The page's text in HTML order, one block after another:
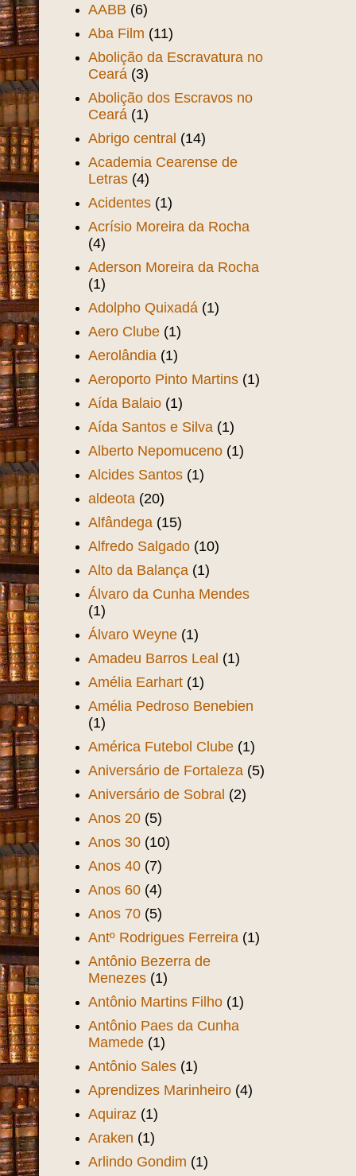
AABB (6)
Aba Film (11)
Abolição da Escravatura no
Ceará (3)
Abolição dos Escravos no
Ceará (1)
Abrigo central (14)
Academia Cearense de
Letras (4)
Acidentes (1)
Acrísio Moreira da Rocha
(4)
Aderson Moreira da Rocha
(1)
Adolpho Quixadá (1)
Aero Clube (1)
Aerolândia (1)
Aeroporto Pinto Martins (1)
Aída Balaio (1)
Aída Santos e Silva (1)
Alberto Nepomuceno (1)
Alcides Santos (1)
aldeota (20)
Alfândega (15)
Alfredo Salgado (10)
Alto da Balança (1)
Álvaro da Cunha Mendes
(1)
Álvaro Weyne (1)
Amadeu Barros Leal (1)
Amélia Earhart (1)
Amélia Pedroso Benebien
(1)
América Futebol Clube (1)
Aniversário de Fortaleza (5)
Aniversário de Sobral (2)
Anos 20 (5)
Anos 30 (10)
Anos 40 (7)
Anos 60 (4)
Anos 70 (5)
Antº Rodrigues Ferreira (1)
Antônio Bezerra de
Menezes (1)
Antônio Martins Filho (1)
Antônio Paes da Cunha
Mamede (1)
Antônio Sales (1)
Aprendizes Marinheiro (4)
Aquiraz (1)
Araken (1)
Arlindo Gondim (1)